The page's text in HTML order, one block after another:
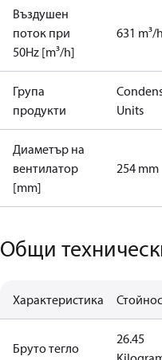
Въздушен
поток при
50Hz [m³/h]
631 m³/h
Група
продукти
Units
Диаметър на
вентилатор
[mm]
254 mm
Общи
Характеристика
Бруто тегло
26.45